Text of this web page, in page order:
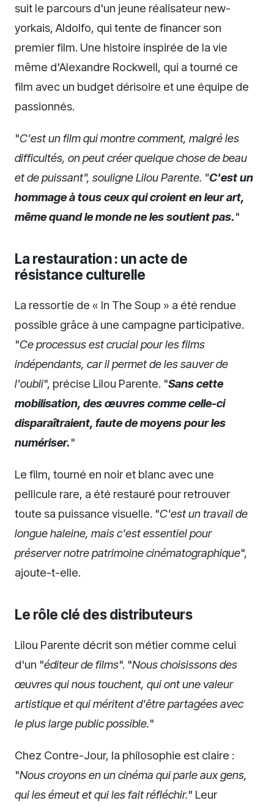
suit le parcours d'un jeune réalisateur new-
yorkais, Aldolfo, qui tente de financer son
premier film. Une histoire inspirée de la vie
même d'Alexandre Rockwell, qui a tourné ce
film avec un budget dérisoire et une équipe de
passionnés.
"C'est un film qui montre comment, malgré les
difficultés, on peut créer quelque chose de beau
et de puissant", souligne Lilou Parente. "C'est un
hommage à tous ceux qui croient en leur art,
même quand le monde ne les soutient pas."
La restauration : un acte de
résistance culturelle
La ressortie de « In The Soup » a été rendue
possible grâce à une campagne participative.
"Ce processus est crucial pour les films
indépendants, car il permet de les sauver de
l'oubli", précise Lilou Parente. "Sans cette
mobilisation, des œuvres comme celle-ci
disparaîtraient, faute de moyens pour les
numériser."
Le film, tourné en noir et blanc avec une
pellicule rare, a été restauré pour retrouver
toute sa puissance visuelle. "C'est un travail de
longue haleine, mais c'est essentiel pour
préserver notre patrimoine cinématographique",
ajoute-t-elle.
Le rôle clé des distributeurs
Lilou Parente décrit son métier comme celui
d'un "éditeur de films". "Nous choisissons des
œuvres qui nous touchent, qui ont une valeur
artistique et qui méritent d'être partagées avec
le plus large public possible."
Chez Contre-Jour, la philosophie est claire :
"Nous croyons en un cinéma qui parle aux gens,
qui les émeut et qui les fait réfléchir." Leur